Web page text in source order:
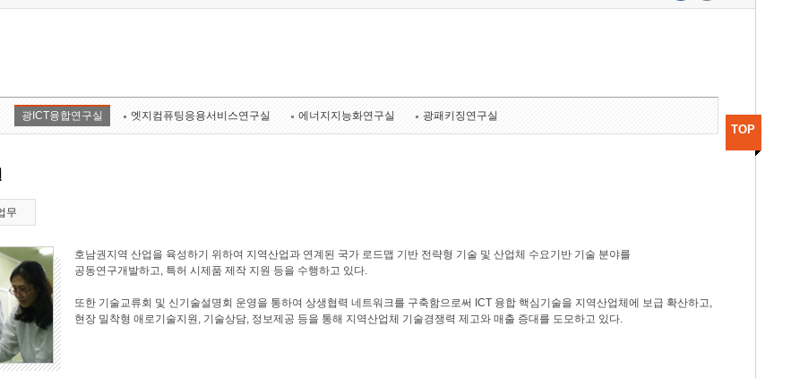
기획본부
광ICT융합연구실 엣지컴퓨팅응용서비스연구실 에너지지능화연구실 광패키징연구실
무
호남권지역 산업을 육성하기 위하여 지역산업과 연계된 국가 로드맵 기반 전략형 기술 및 산업체 수요기반 기술 분야를
공동연구개발하고, 특허 시제품 제작 지원 등을 수행하고 있다.
또한 기술교류회 및 신기술설명회 운영을 통하여 상생협력 네트워크를 구축함으로써 ICT 융합 핵심기술을 지역산업체에 보급 확산하고,
현장 밀착형 애로기술지원, 기술상담, 정보제공 등을 통해 지역산업체 기술경쟁력 제고와 매출 증대를 도모하고 있다.
TOP